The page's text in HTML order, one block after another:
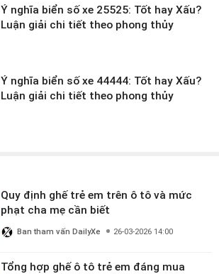
Ý nghĩa biển số xe 25525: Tốt hay Xấu?
Luận giải chi tiết theo phong thủy
Ý nghĩa biển số xe 44444: Tốt hay Xấu?
Luận giải chi tiết theo phong thủy
Quy định ghế trẻ em trên ô tô và mức
phạt cha mẹ cần biết
Ban tham vấn DailyXe 26-03-2026 14:00
Tổng hợp ghế ô tô trẻ em đáng mua